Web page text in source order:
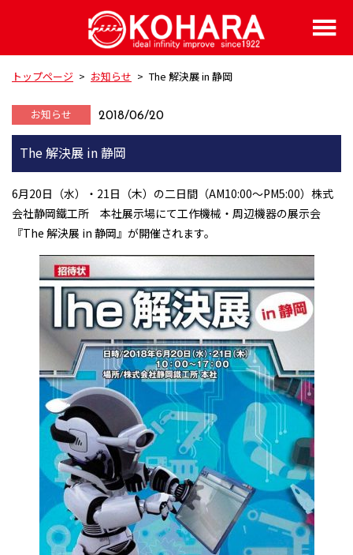
トップページ > お知らせ > The 解決展 in 静岡
お知らせ 2018/06/20
The 解決展 in 静岡
6月20日（水）・21日（木）の二日間（AM10:00～PM5:00）株式
会社静岡鐵工所 本社展示場にて工作機械・周辺機器の展示会
『The 解決展 in 静岡』が開催されます。